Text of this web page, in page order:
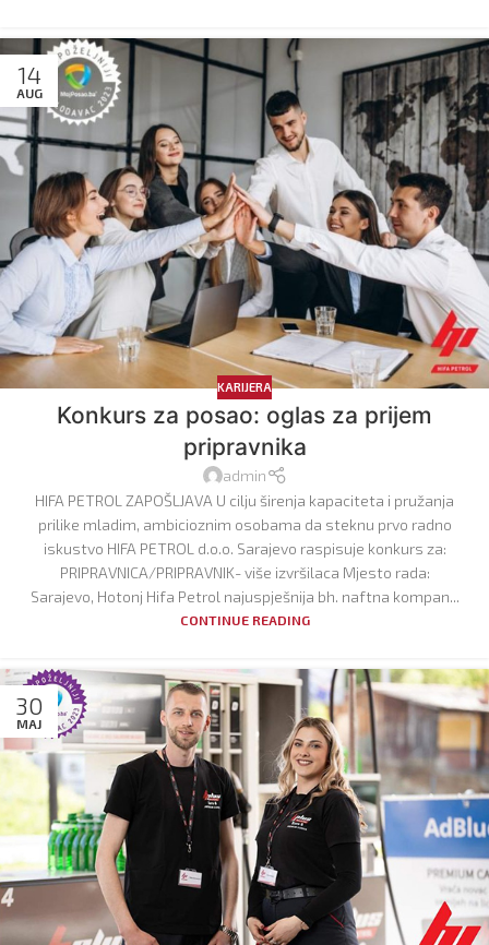
14
AUG
KARIJERA
Konkurs za posao: oglas za prijem
pripravnika
admin
HIFA PETROL ZAPOŠLJAVA U cilju širenja kapaciteta i pružanja
prilike mladim, ambicioznim osobama da steknu prvo radno
iskustvo HIFA PETROL d.o.o. Sarajevo raspisuje konkurs za:
PRIPRAVNICA/PRIPRAVNIK- više izvršilaca Mjesto rada:
Sarajevo, Hotonj Hifa Petrol najuspješnija bh. naftna kompan...
CONTINUE READING
30
MAJ